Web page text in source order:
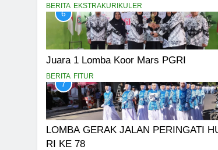
BERITA EKSTRAKURIKULER
6
Juara 1 Lomba Koor Mars PGRI
BERITA FITUR
7
LOMBA GERAK JALAN PERINGATI
RI KE 78